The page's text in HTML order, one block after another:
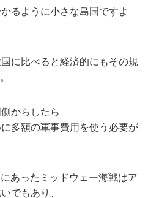
るように小さな島国ですよ
に比べると経済的にもその規
からしたら
多額の軍事費用を使う必要が
あったミッドウェー海戦はア
でもあり、